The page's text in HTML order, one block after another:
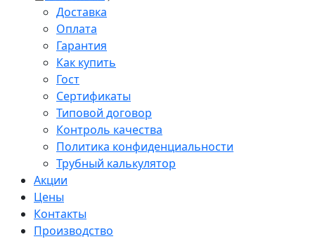
Доставка
Оплата
Гарантия
Как купить
Гост
Сертификаты
Типовой договор
Контроль качества
Политика конфиденциальности
Трубный калькулятор
Акции
Цены
Контакты
Производство